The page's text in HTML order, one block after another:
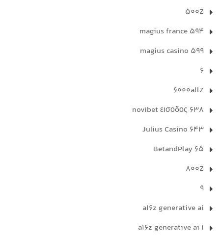
500Z
594 magius france
599 magius casino
6
6000allZ
638 novibet εισοδος
643 Julius Casino
65 BetandPlay
800Z
9
a16z generative ai
a16z generative ai 1